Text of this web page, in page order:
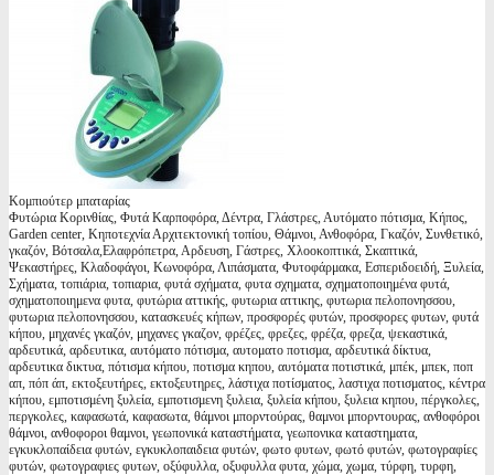
Κομπιούτερ μπαταρίας
Φυτώρια Κορινθίας, Φυτά Καρποφόρα, Δέντρα, Γλάστρες, Αυτόματο πότισμα, Κήπος,
Garden center, Κηποτεχνία Αρχιτεκτονική τοπίου, Θάμνοι, Ανθοφόρα, Γκαζόν, Συνθετικό,
γκαζόν, Βότσαλα,Ελαφρόπετρα, Αρδευση, Γάστρες, Χλοοκοπτικά, Σκαπτικά,
Ψεκαστήρες, Κλαδοφάγοι, Κωνοφόρα, Λιπάσματα, Φυτοφάρμακα, Εσπεριδοειδή, Ξυλεία,
Σχήματα, τοπιάρια, τοπιαρια, φυτά σχήματα, φυτα σχηματα, σχηματοποιημένα φυτά,
σχηματοποιημενα φυτα, φυτώρια αττικής, φυτωρια αττικης, φυτωρια πελοπονησσου,
φυτωρια πελοπονησσου, κατασκευές κήπων, προσφορές φυτών, προσφορες φυτων, φυτά
κήπου, μηχανές γκαζόν, μηχανες γκαζον, φρέζες, φρεζες, φρέζα, φρεζα, ψεκαστικά,
αρδευτικά, αρδευτικα, αυτόματο πότισμα, αυτοματο ποτισμα, αρδευτικά δίκτυα,
αρδευτικα δικτυα, πότισμα κήπου, ποτισμα κηπου, αυτόματα ποτιστικά, μπέκ, μπεκ, ποπ
απ, πόπ άπ, εκτοξευτήρες, εκτοξευτηρες, λάστιχα ποτίσματος, λαστιχα ποτισματος, κέντρα
κήπου, εμποτισμένη ξυλεία, εμποτισμενη ξυλεια, ξυλεία κήπου, ξυλεια κηπου, πέργκολες,
περγκολες, καφασωτά, καφασωτα, θάμνοι μπορντούρας, θαμνοι μπορντουρας, ανθοφόροι
θάμνοι, ανθοφοροι θαμνοι, γεωπονικά καταστήματα, γεωπονικα καταστηματα,
εγκυκλοπαίδεια φυτών, εγκυκλοπαιδεια φυτών, φωτο φυτων, φωτό φυτών, φωτογραφίες
φυτών, φωτογραφιες φυτων, οξύφυλλα, οξυφυλλα φυτα, χώμα, χωμα, τύρφη, τυρφη,